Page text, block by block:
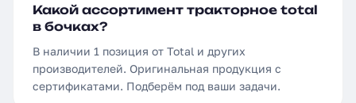
Какой ассортимент тракторное total
в бочках?
В наличии 1 позиция от Total и других
производителей. Оригинальная продукция с
сертификатами. Подберём под ваши задачи.